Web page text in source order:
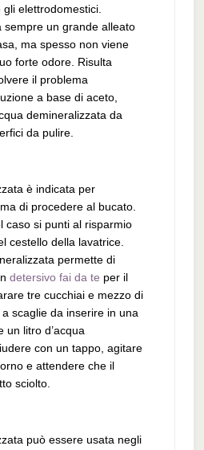
elettrodomestici.
sempre un grande alleato
ma spesso non viene
forte odore. Risulta
il problema
a base di aceto,
demineralizzata da
da pulire.
è indicata per
di procedere al bucato.
caso si punti al risparmio
cestello della lavatrice.
permette di
detersivo fai da te per il
tre cucchiai e mezzo di
scaglie da inserire in una
un litro d’acqua
con un tappo, agitare
e attendere che il
sciolto.
può essere usata negli